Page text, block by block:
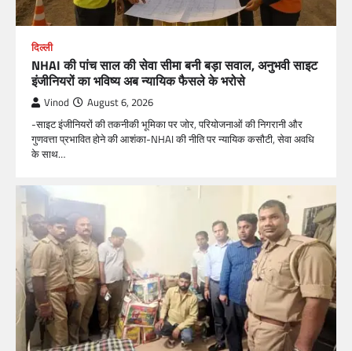
दिल्ली
NHAI की पांच साल की सेवा सीमा बनी बड़ा सवाल, अनुभवी साइट
इंजीनियरों का भविष्य अब न्यायिक फैसले के भरोसे
Vinod August 6, 2026
-साइट इंजीनियरों की तकनीकी भूमिका पर जोर, परियोजनाओं की निगरानी और
गुणवत्ता प्रभावित होने की आशंका-NHAI की नीति पर न्यायिक कसौटी, सेवा अवधि
के साथ…